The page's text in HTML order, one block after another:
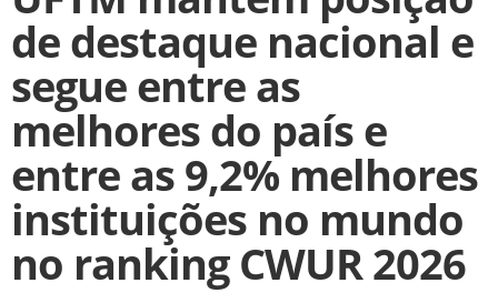
de destaque nacional e
segue entre as
melhores do país e
entre as 9,2% melhores
instituições no mundo
no ranking CWUR 2026